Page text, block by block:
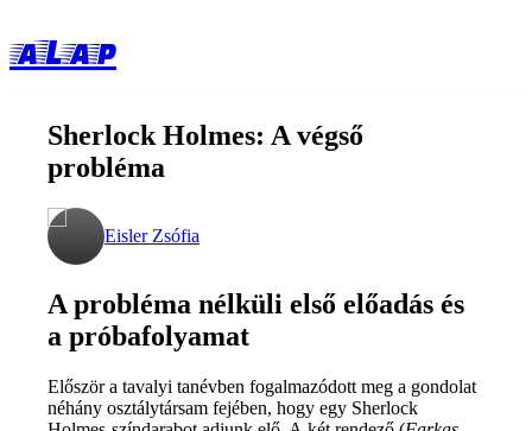
aLap
Sherlock Holmes: A végső
probléma
Eisler Zsófia
A probléma nélküli első előadás és
a próbafolyamat
Először a tavalyi tanévben fogalmazódott meg a gondolat
néhány osztálytársam fejében, hogy egy Sherlock